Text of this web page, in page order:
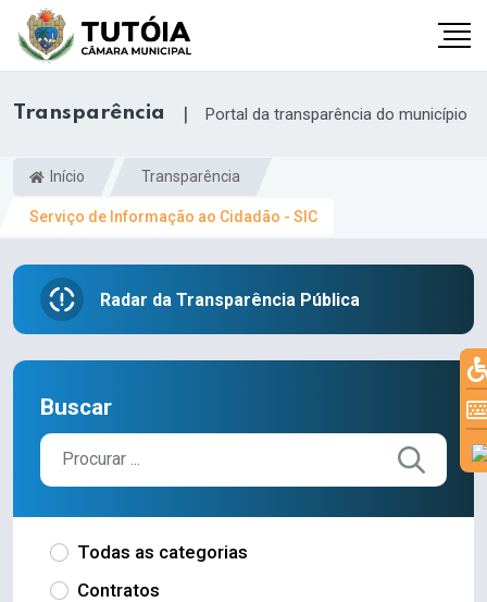
Transparência | Portal da transparência do município
Início Transparência
Serviço de Informação ao Cidadão - SIC
Radar da Transparência Pública
Buscar
Todas as categorias
Contratos